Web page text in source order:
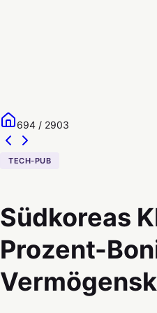
694 / 2903
TECH-PUB
Südkoreas
Prozent-